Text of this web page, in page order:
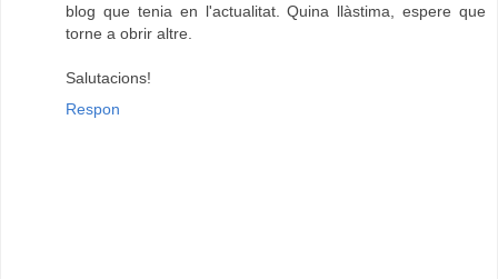
blog que tenia en l'actualitat. Quina llàstima, espere que
torne a obrir altre.
Salutacions!
Respon